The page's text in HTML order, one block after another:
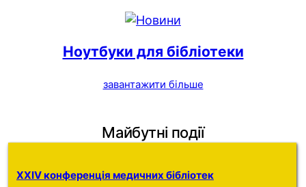
Ноутбуки для бібліотеки
завантажити більше
Майбутні події
XXIV конференція медичних бібліотек